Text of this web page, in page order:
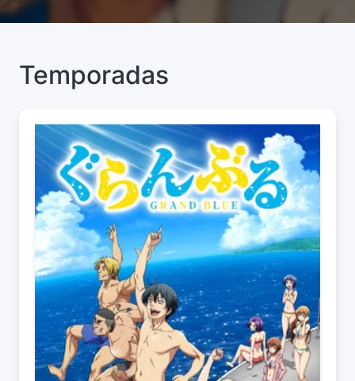
Temporadas